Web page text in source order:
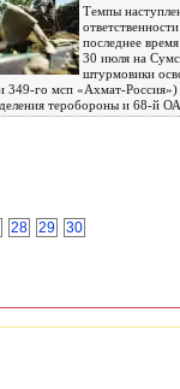
Темпы
последнее
30 июля на
штурмовики
349-го мсп «Ахмат-
теробороны и 68-й
28 29
30